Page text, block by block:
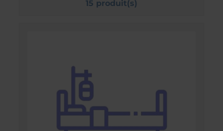
15 produit(s)